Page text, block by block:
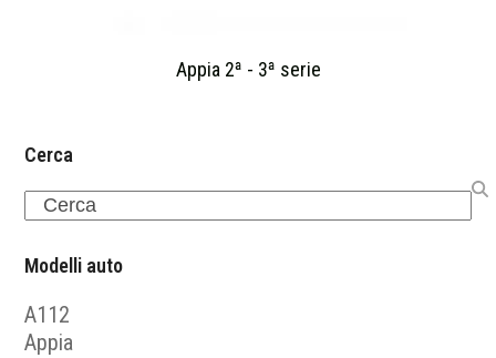
Appia 2ª - 3ª serie
Cerca
Search
Modelli auto
A112
Appia